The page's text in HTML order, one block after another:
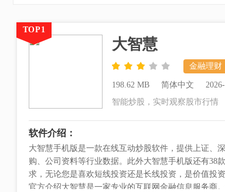
TOP1
大智慧
金融理财
198.62 MB 简体中文
智能炒股，实时观察股市行情
软件介绍：
大智慧手机版是一款在线互动炒股软件，提供上证、
购、公司资料等行业数据。此外大智慧手机版还有38
求，无论您是喜欢短线投资还是长线投资，是价值投
官方介绍大智慧是一家专业的互联网金融信息服务商